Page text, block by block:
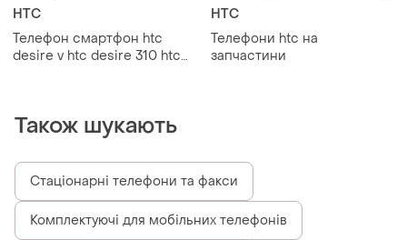
HTC
Телефон смартфон htc
desire v htc desire 310 htc
HTC
Телефони htc на
запчастини
Також шукають
Стаціонарні телефони та факси
Комплектуючі для мобільних телефонів